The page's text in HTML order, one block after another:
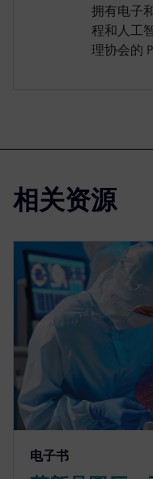
拥有电子
程和人工
理协会的
相关资源
电子书